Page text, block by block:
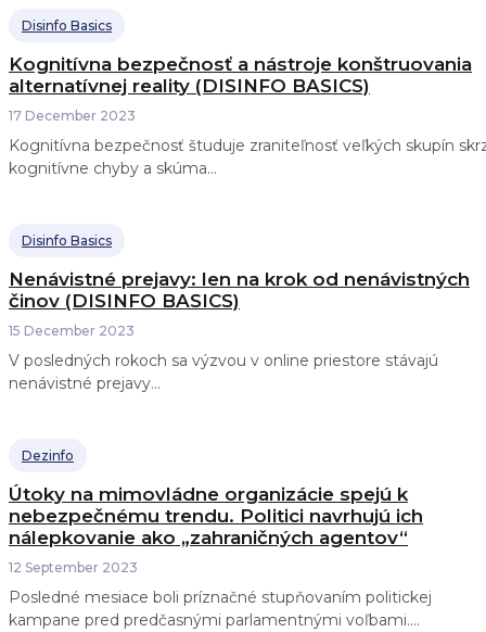
Disinfo Basics
Kognitívna bezpečnosť a nástroje konštruovania
alternatívnej reality (DISINFO BASICS)
17 December 2023
Kognitívna bezpečnosť študuje zraniteľnosť veľkých skupín
kognitívne chyby a skúma...
Disinfo Basics
Nenávistné prejavy: len na krok od nenávistných
činov (DISINFO BASICS)
15 December 2023
V posledných rokoch sa výzvou v online priestore stávajú
nenávistné prejavy...
Dezinfo
Útoky na mimovládne organizácie spejú k
nebezpečnému trendu. Politici navrhujú ich
nálepkovanie ako „zahraničných agentov“
12 September 2023
Posledné mesiace boli príznačné stupňovaním politickej
kampane pred predčasnými parlamentnými voľbami....